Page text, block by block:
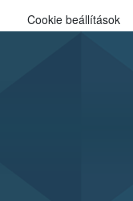
Cookie beállítások